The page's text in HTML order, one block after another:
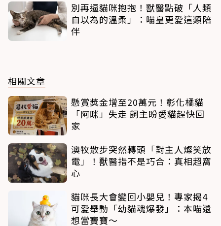
別再逼貓咪抱抱！獸醫點破「人類
自以為的溫柔」：喵皇更愛這類陪
伴
相關文章
懸賞獎金增至20萬元！彰化橘貓
「阿咪」失走 飼主盼愛貓趕快回
家
澳牧散步突然轉頭「對主人燦笑放
電」！獸醫指不是巧合：真相超窩
心
貓咪長大會變回小嬰兒！專家揭4
可愛舉動「幼貓魂爆發」：本喵還
想當寶寶～